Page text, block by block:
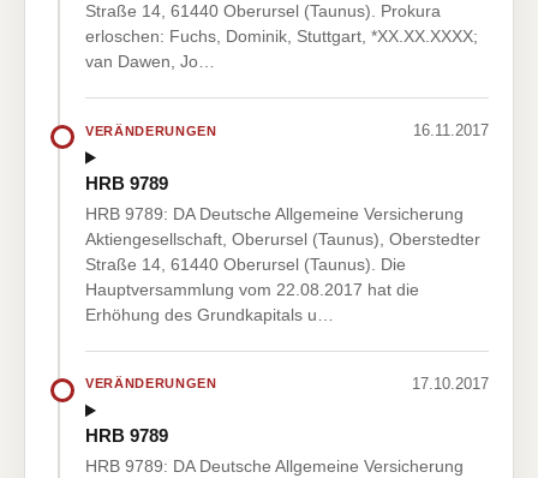
Straße 14, 61440 Oberursel (Taunus). Prokura
erloschen: Fuchs, Dominik, Stuttgart, *XX.XX.XXXX;
van Dawen, Jo…
VERÄNDERUNGEN 16.11.2017
HRB 9789
HRB 9789: DA Deutsche Allgemeine Versicherung
Aktiengesellschaft, Oberursel (Taunus), Oberstedter
Straße 14, 61440 Oberursel (Taunus). Die
Hauptversammlung vom 22.08.2017 hat die
Erhöhung des Grundkapitals u…
VERÄNDERUNGEN 17.10.2017
HRB 9789
HRB 9789: DA Deutsche Allgemeine Versicherung